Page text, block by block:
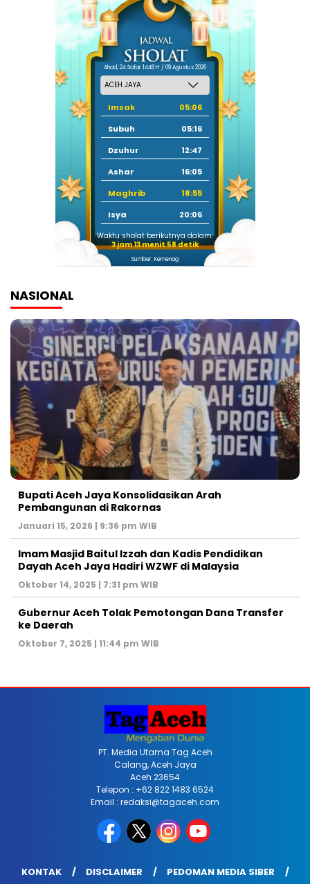
Ahad, 24 Safar 1448 H / 09 Agustus 2026
Imsak
05:06
Subuh
05:16
Dzuhur
12:47
Ashar
16:05
Maghrib
18:55
Isya
20:06
Waktu sholat berikutnya dalam:
3 jam 13 menit 57 detik
Sumber: Kemenag
NASIONAL
Bupati Aceh Jaya Konsolidasikan Arah
Pembangunan di Rakornas
Januari 15, 2026 | 9:36 pm WIB
Imam Masjid Baitul Izzah dan Kadis Pendidikan
Dayah Aceh Jaya Hadiri WZWF di Malaysia
Oktober 14, 2025 | 7:31 pm WIB
Gubernur Aceh Tolak Pemotongan Dana Transfer
ke Daerah
Oktober 7, 2025 | 11:44 pm WIB
PT. Media Utama Tag Aceh
Calang, Aceh Jaya
Aceh 23654
Telepon : +62 822 1483 6524
Email : redaksi@tagaceh.com
KONTAK DISCLAIMER PEDOMAN MEDIA SIBER